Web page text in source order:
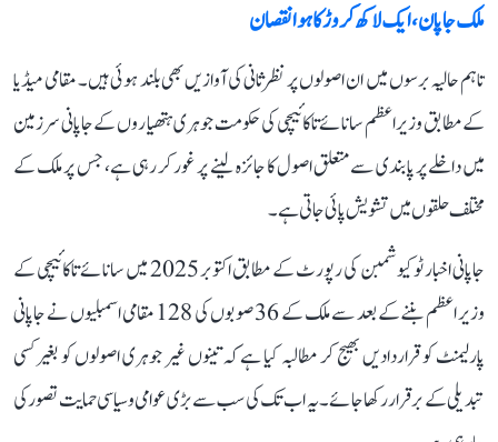
ملک جاپان، ایک لاکھ کروڑ کا ہوا نقصان
تاہم حالیہ برسوں میں ان اصولوں پر نظرثانی کی آوازیں بھی بلند ہوئی ہیں۔ مقامی میڈیا
کے مطابق وزیر اعظم سانائے تاکائیچی کی حکومت جوہری ہتھیاروں کے جاپانی سرزمین
میں داخلے پر پابندی سے متعلق اصول کا جائزہ لینے پر غور کر رہی ہے، جس پر ملک کے
مختلف حلقوں میں تشویش پائی جاتی ہے۔
جاپانی اخبار ٹوکیو شمبن کی رپورٹ کے مطابق اکتوبر 2025 میں سانائے تاکائیچی کے
وزیر اعظم بننے کے بعد سے ملک کے 36 صوبوں کی 128 مقامی اسمبلیوں نے جاپانی
پارلیمنٹ کو قراردادیں بھیج کر مطالبہ کیا ہے کہ تینوں غیر جوہری اصولوں کو بغیر کسی
تبدیلی کے برقرار رکھا جائے۔ یہ اب تک کی سب سے بڑی عوامی و سیاسی حمایت تصور کی